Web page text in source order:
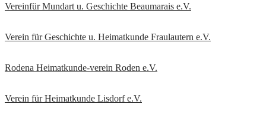
Vereinfür Mundart u. Geschichte Beaumarais e.V.
Verein für Geschichte u. Heimatkunde Fraulautern e.V.
Rodena Heimatkunde-verein Roden e.V.
Verein für Heimatkunde Lisdorf e.V.